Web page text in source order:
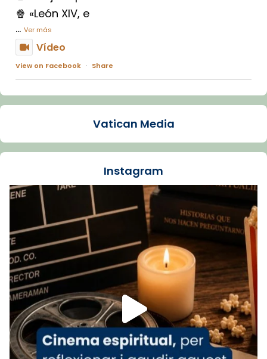
🍿 «León XIV, e
... Ver más
Vídeo
View on Facebook · Share
Arquebisbat de Barcelona
La Carmina va patir depressió. Fa gairebé
dos mesos, a l'Estadi Lluís Companys, la
Recupera l'entrevista comp
Vatican
tican News 👇
www.vaticannews.va/es/iglesia/news/2026-
07/carmina-historia-depresion-papa-viaje-
espana-testimoni...
Foto
View on Facebook · Share
Arquebisbat de Barcelona
2 weeks ago
Vatican Media
Instagram